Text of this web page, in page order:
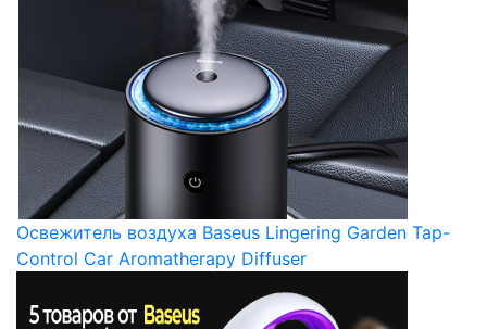
Освежитель воздуха Baseus Lingering Garden Tap-
Control Car Aromatherapy Diffuser